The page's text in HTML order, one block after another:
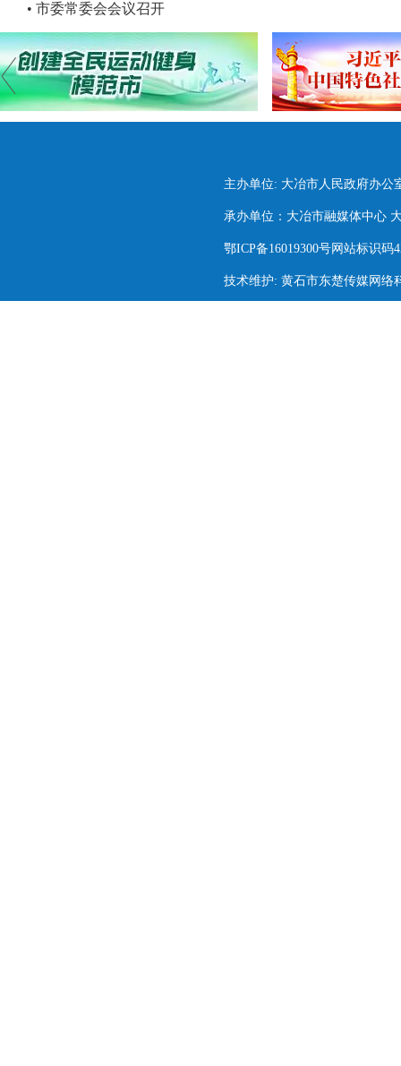
市委常委会会议召开
主办单位: 大冶市人民政府办公
承办单位：大冶市融媒体中心
鄂ICP备16019300号网站标识码
技术维护: 黄石市东楚传媒网络